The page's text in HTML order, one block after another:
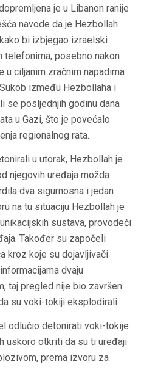
je u Libanon ranije
navode da je Hezbollah
bi izbjegao izraelski
telefonima, posebno nakon
u ciljanim zračnim napadima
između Hezbollaha i
se posljednjih godinu dana
u Gazi, što je povećalo
regionalnog rata.
u utorak, Hezbollah je
njegovih uređaja možda
dva sigurnosna i jedan
na tu situaciju Hezbollah je
sustava, provodeći
Također su započeli
kroz koje su dojavljivači
dvaju
taj pregled nije bio završen
su voki-tokiji eksplodirali.
odlučio detonirati voki-tokije
uskoro otkriti da su ti uređaji
prema izvoru za